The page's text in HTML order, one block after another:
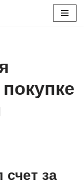
счет за